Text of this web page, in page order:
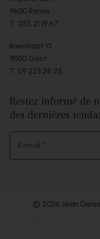
9600 Ronse
T. 055 21 19 67
Koestraat 13
9000 Gent
T. 09 223 28 25
Restez informé de
des dernières
E-mail *
© 2026 Jean
.